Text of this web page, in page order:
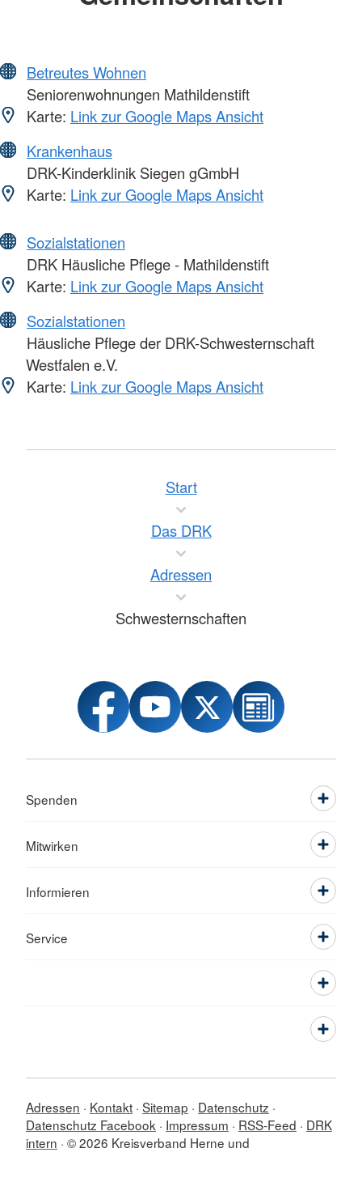
Betreutes Wohnen
Seniorenwohnungen Mathildenstift
Karte: Link zur Google Maps Ansicht
Krankenhaus
DRK-Kinderklinik Siegen gGmbH
Karte: Link zur Google Maps Ansicht
Sozialstationen
DRK Häusliche Pflege - Mathildenstift
Karte: Link zur Google Maps Ansicht
Sozialstationen
Häusliche Pflege der DRK-Schwesternschaft
Westfalen e.V.
Karte: Link zur Google Maps Ansicht
Start
Das DRK
Adressen
Schwesternschaften
Spenden
Mitwirken
Informieren
Service
Adressen Kontakt Sitemap
Datenschutz
Datenschutz Facebook
Impressum RSS-Feed
DRK
intern © 2026 Kreisverband Herne und